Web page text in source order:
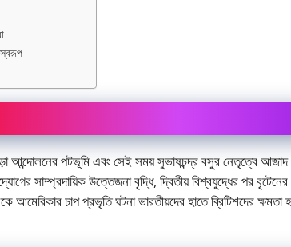
স্বরূপ
আন্দোলনের পটভূমি এবং সেই সময় সুভাষচন্দ্র বসুর নেতৃত্বে আজাদ
সাম্প্রদায়িক উত্তেজনা বৃদ্ধি, দ্বিতীয় বিশ্বযুদ্ধের পর
আমেরিকার চাপ প্রভৃতি ঘটনা ভারতীয়দের হাতে ব্রিটিশদের